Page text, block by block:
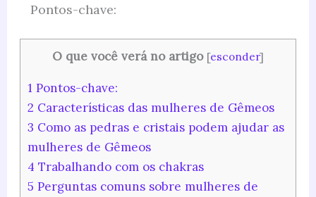
Pontos-chave:
O que você verá no artigo [esconder]
1Pontos-chave:
2 Características das mulheres de Gêmeos
3 Como as pedras e cristais podem ajudar as
mulheres de Gêmeos
4 Trabalhando com os chakras
5 Perguntas comuns sobre mulheres de